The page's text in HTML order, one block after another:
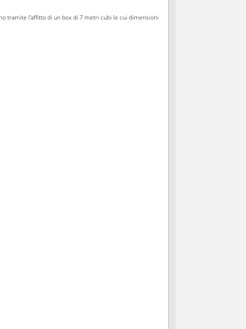
tramite l'affitto di un box di 7 metri cubi le cui dimensioni